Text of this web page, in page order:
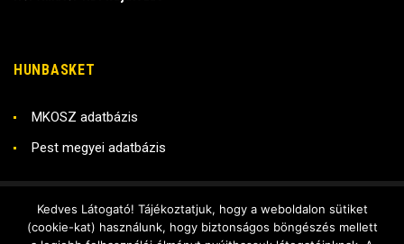
HUNBASKET
MKOSZ adatbázis
Pest megyei adatbázis
Copyright © 2018 RADO KSE
Kedves Látogató! Tájékoztatjuk, hogy a weboldalon sütiket
(cookie-kat) használunk, hogy biztonságos böngészés mellett